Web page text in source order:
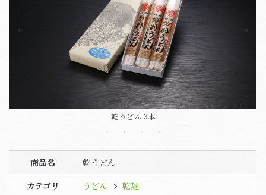
乾うどん 1本（画像は1本×3）
乾うどん 3本
乾うどん 5本
乾うどん 10本
商品名
乾うどん
カテゴリ
うどん
乾麺